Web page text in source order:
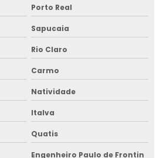
para silos na bahia
para silos no nordeste
para armazenar grãos
para armazenar grãos em bahia
para armazenar grãos no nordeste
grãos
Porto Real
Sapucaia
Rio Claro
Carmo
Natividade
Italva
Quatis
Engenheiro Paulo de Frontin